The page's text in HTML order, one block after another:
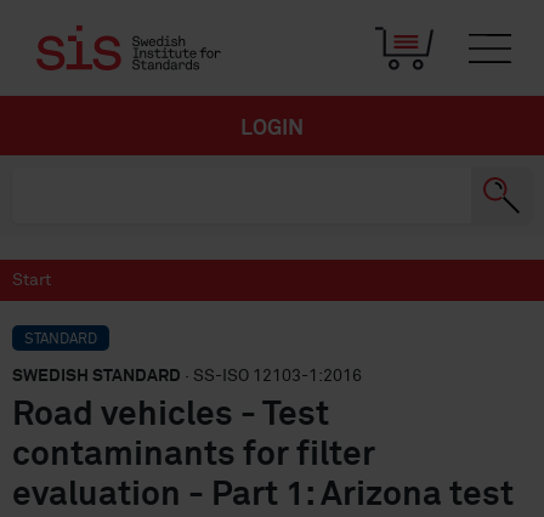
LOGIN
Start
STANDARD
SWEDISH STANDARD · SS-ISO 12103-1:2016
Road vehicles - Test
contaminants for filter
evaluation - Part 1: Arizona test